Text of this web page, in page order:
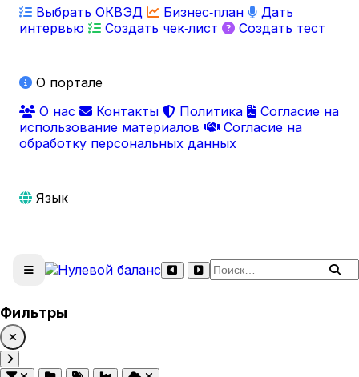
Выбрать ОКВЭД
Бизнес‑план
Дать
интервью
Создать чек‑лист Создать тест
О портале
О нас
Контакты Политика
Согласие на
использование материалов
Согласие на
обработку персональных данных
Язык
Поиск по сайту
Фильтры